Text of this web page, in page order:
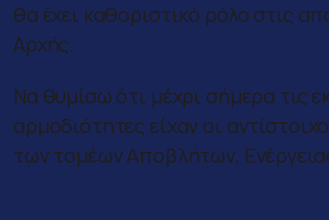
θα έχει καθοριστικό ρόλο στις
Αρχής.
Να θυμίσω ότι μέχρι σήμερα τις
αρμοδιότητες είχαν οι
των τομέων Αποβλήτων,